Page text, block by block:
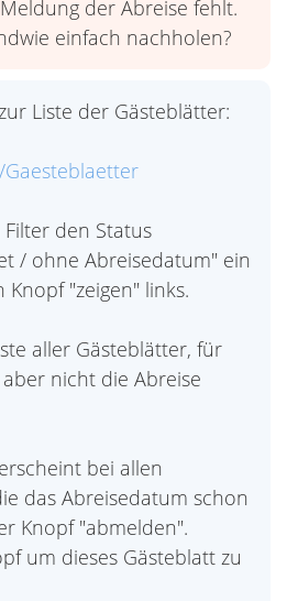
der Abreise fehlt.
einfach nachholen?
Liste der Gästeblätter:
den Status
/ ohne Abreisedatum" ein
"zeigen" links.
aller Gästeblätter, für
nicht die Abreise
bei allen
das Abreisedatum schon
Knopf "abmelden".
um dieses Gästeblatt zu